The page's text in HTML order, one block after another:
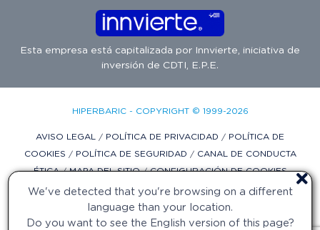
We've detected that you're browsing on a different
language than your location.
Do you want to see the English version of this page?
Esta empresa está capitalizada por Innvierte , iniciativa de
inversión de CDTI, E.P.E.
HIPERBARIC - COPYRIGHT © 1999-2026
AVISO LEGAL / POLÍTICA DE PRIVACIDAD / POLÍTICA DE
COOKIES / POLÍTICA DE SEGURIDAD / CANAL DE CONDUCTA
ÉTICA/MAPA DEL SITIO/CONFIGURACIÓN DE COOKIES
DISEÑO WEB POR DIFADI.COM